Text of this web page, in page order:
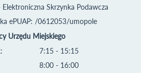
Elektroniczna Skrzynka Podawcza
ePUAP: /0612053/umopole
Urzędu Miejskiego
7:15 - 15:15
8:00 - 16:00